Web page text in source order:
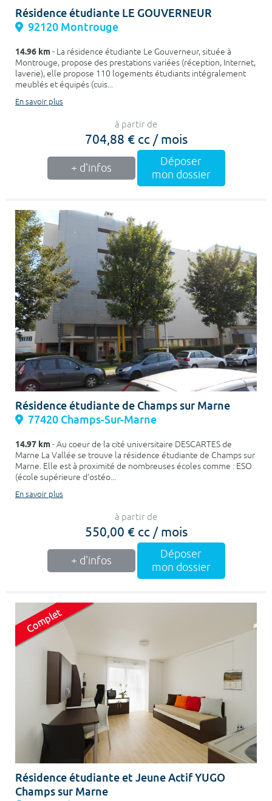
Résidence étudiante LE GOUVERNEUR
92120 Montrouge
14.96 km- La résidence étudiante Le Gouverneur, située à
Montrouge, propose des prestations variées (réception, Internet,
laverie), elle propose 110 logements étudiants intégralement
meublés et équipés (cuis...
En savoir plus
à partir de
704,88 € cc / mois
+ d'infos
Déposer
mon dossier
Résidence étudiante de Champs sur Marne
77420 Champs-Sur-Marne
14.97 km- Au coeur de la cité universitaire DESCARTES de
Marne La Vallée se trouve la résidence étudiante de Champs sur
Marne. Elle est à proximité de nombreuses écoles comme : ESO
(école supérieure d’ostéo...
En savoir plus
à partir de
550,00 € cc / mois
+ d'infos
Déposer
mon dossier
Résidence étudiante et Jeune Actif YUGO
Champs sur Marne